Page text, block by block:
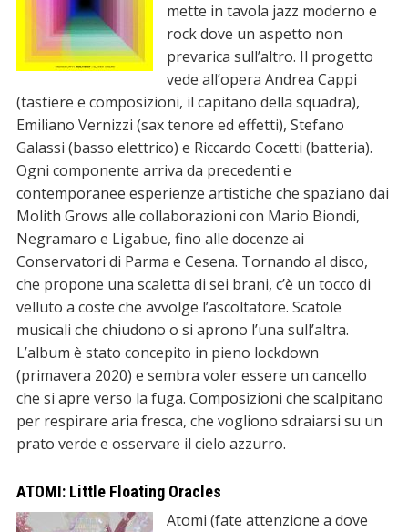
mette in tavola jazz moderno e
rock dove un aspetto non
prevarica sull’altro. Il progetto
vede all’opera Andrea Cappi
(tastiere e composizioni, il capitano della squadra),
Emiliano Vernizzi (sax tenore ed effetti), Stefano
Galassi (basso elettrico) e Riccardo Cocetti (batteria).
Ogni componente arriva da precedenti e
contemporanee esperienze artistiche che spaziano dai
Molith Grows alle collaborazioni con Mario Biondi,
Negramaro e Ligabue, fino alle docenze ai
Conservatori di Parma e Cesena. Tornando al disco,
che propone una scaletta di sei brani, c’è un tocco di
velluto a coste che avvolge l’ascoltatore. Scatole
musicali che chiudono o si aprono l’una sull’altra.
L’album è stato concepito in pieno lockdown
(primavera 2020) e sembra voler essere un cancello
che si apre verso la fuga. Composizioni che scalpitano
per respirare aria fresca, che vogliono sdraiarsi su un
prato verde e osservare il cielo azzurro.
ATOMI: Little Floating Oracles
Atomi (fate attenzione a dove